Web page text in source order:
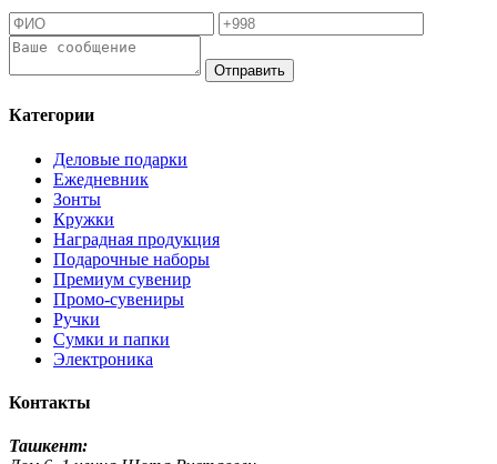
Отправить
Категории
Деловые подарки
Ежедневник
Зонты
Кружки
Наградная продукция
Подарочные наборы
Премиум сувенир
Промо-сувениры
Ручки
Сумки и папки
Электроника
Контакты
Ташкент: